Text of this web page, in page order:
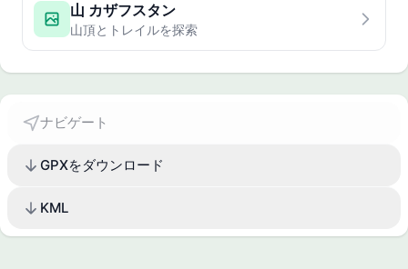
山 カザフスタン
山頂とトレイルを探索
ナビゲート
GPXをダウンロード
KML